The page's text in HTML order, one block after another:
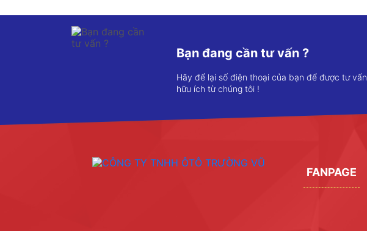
Bạn đang cần tư vấn ?
Hãy để lại số điện thoại của bạn để được tư vấn
hữu ích từ chúng tôi !
FANPAGE